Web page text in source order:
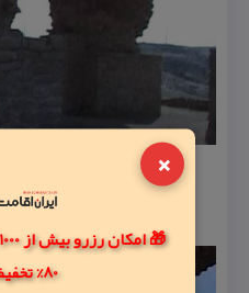
×
80% تخفیف واقعی